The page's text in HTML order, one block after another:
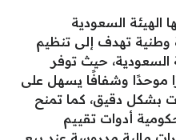
الهيئة السعودية
وطنية تهدف إلى تنظيم
حيث توفر
موحدًا وشفافًا يسهل على
بشكل دقيق، كما تمنح
أدوات تقييم